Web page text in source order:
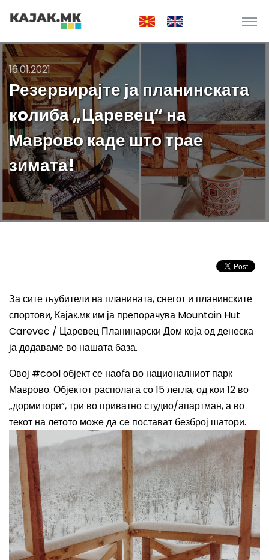
16.01.2021
Резервирајте ја планинската
кoлиба „Царевец“ на
Маврово каде што трае
зимата!
За сите љубители на планината, снегот и планинските
спортови, Кајак.мк им ја препорачува Mountain Hut
Carevec / Царевец Планинарски Дом која од денеска
ја додаваме во нашата база.
Овој #cool објект се наоѓа во националниот парк
Маврово. Објектот располага со 15 легла, од кои 12 во
„дормитори“, три во приватно студио/апартман, а во
текот на летото може да се постават безброј шатори.